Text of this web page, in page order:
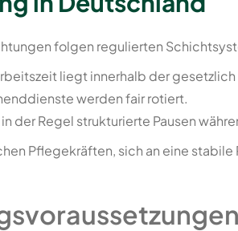
folgen regulierten
liegt innerhalb der
werden fair rotiert.
der Regel strukturierte Pausen
Pflegekräften, sich an eine